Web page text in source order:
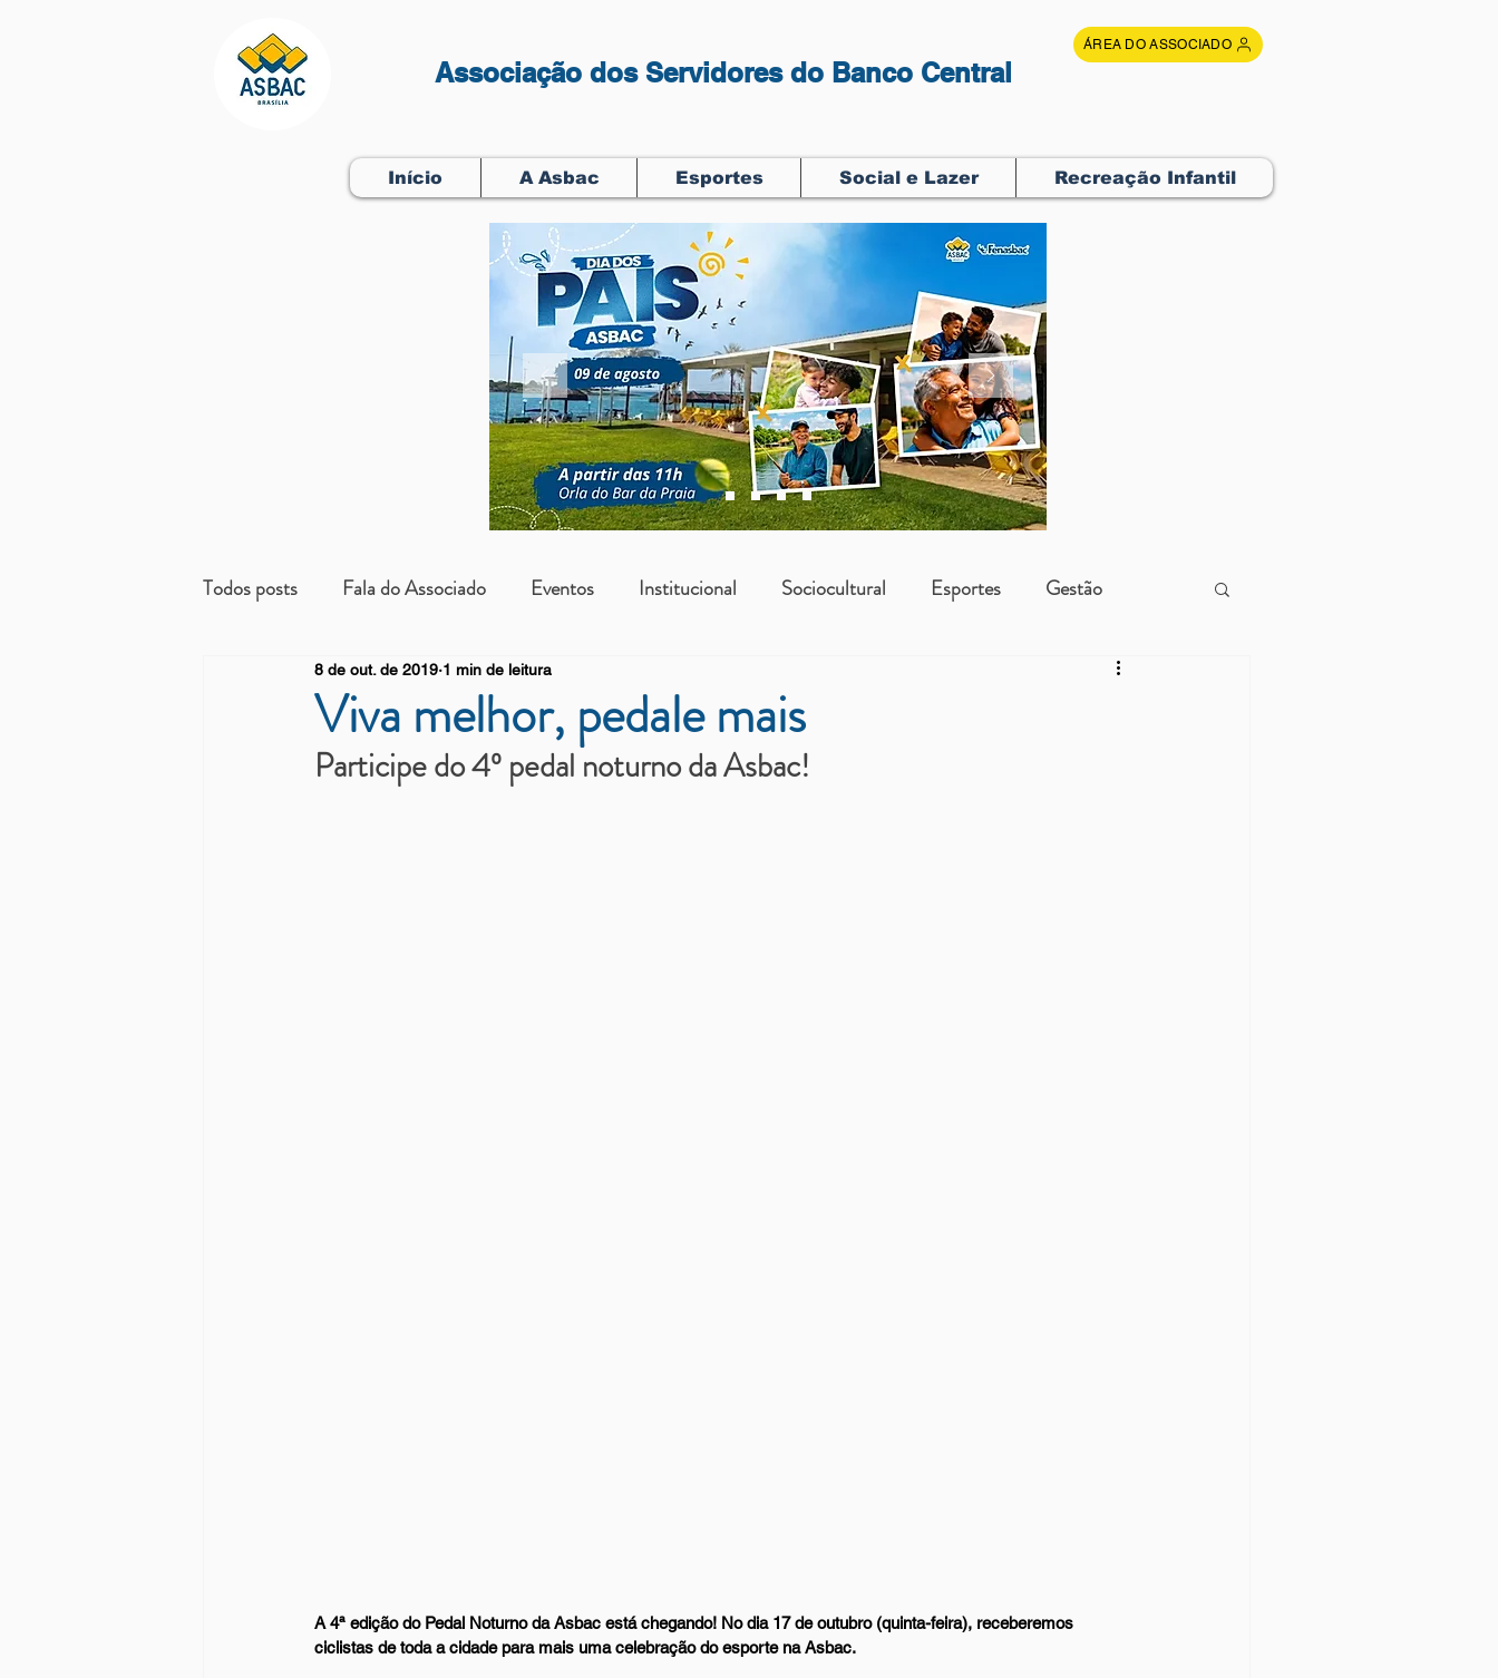
Associação dos Servidores do Banco Central
ÁREA DO ASSOCIADO
Início A Asbac Esportes Social e Lazer Recreação Infantil
Todos posts Fala do Associado Eventos Institucional Sociocultural Esportes Gestão
Beneficientes Arrendatários
Viva melhor, pedale mais
8 de out. de 2019 1 min de leitura
Participe do 4º pedal noturno da Asbac!
A 4ª edição do Pedal Noturno da Asbac está chegando! No dia 17 de outubro (quinta-feira), receberemos
ciclistas de toda a cidade para mais uma celebração do esporte na Asbac.